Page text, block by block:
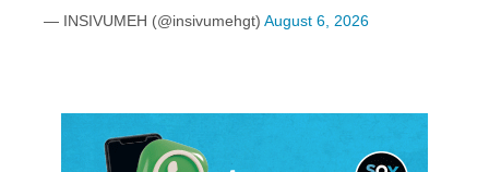
— INSIVUMEH (@insivumehgt) August 6, 2026